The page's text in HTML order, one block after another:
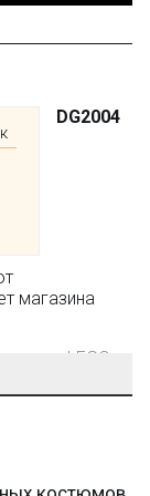
DG2004
магазина
LEGO.
сразу